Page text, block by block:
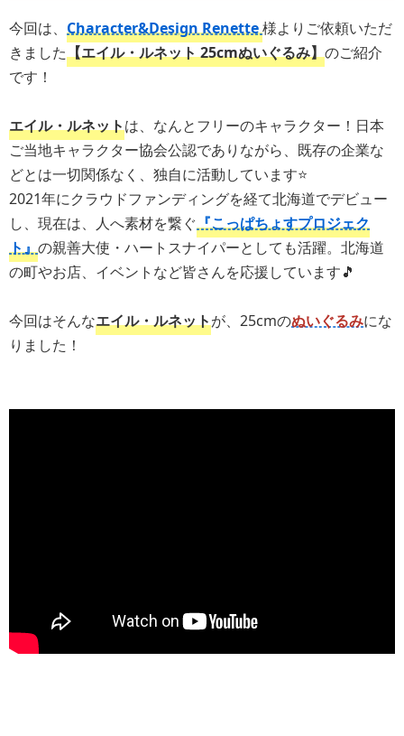
今回は、 Character&Design Renette様よりご依頼いただ
きました【エイル・ルネット 25cmぬいぐるみ】のご紹介
です！
エイル・ルネットは、なんとフリーのキャラクター！日本
ご当地キャラクター協会公認でありながら、既存の企業な
どとは一切関係なく、独自に活動しています⭐️
2021年にクラウドファンディングを経て北海道でデビュー
し、現在は、人へ素材を繋ぐ『こっぱちょすプロジェク
ト』の親善大使・ハートスナイパーとしても活躍。北海道
の町やお店、イベントなど皆さんを応援しています🎵
今回はそんなエイル・ルネットが、25cmのぬいぐるみにな
りました！